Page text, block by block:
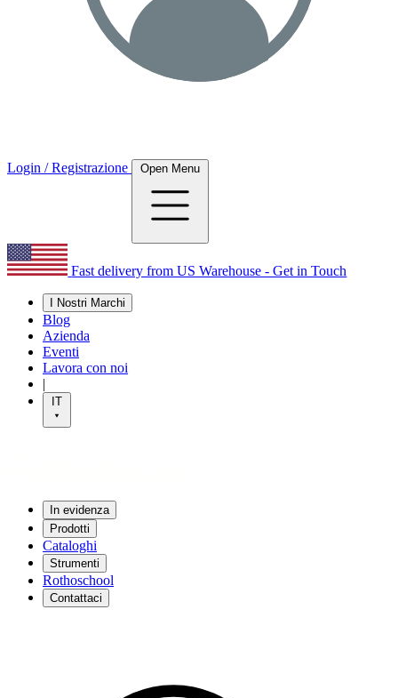
Login / Registrazione Open Menu
Fast delivery from US Warehouse - Get in Touch
I Nostri Marchi
Blog
Azienda
Eventi
Lavora con noi
|
IT
In evidenza
Prodotti
Cataloghi
Strumenti
Rothoschool
Contattaci